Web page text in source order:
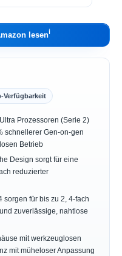
lesenℹ︎
Verfügbarkeit
Prozessoren (Serie 2)
schnellerer Gen-on-gen
Betrieb
Design sorgt für eine
reduzierter
sorgen für bis zu 2, 4-fach
zuverlässige, nahtlose
mit werkzeuglosen
mit müheloser Anpassung